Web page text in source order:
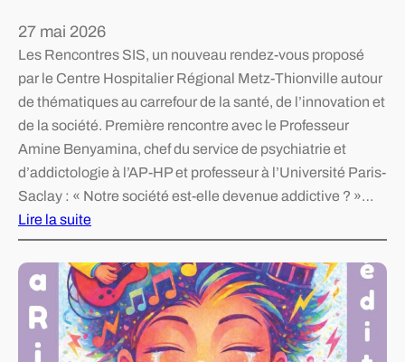
d
o
n
d
’
o
r
g
a
e
s
,
d
a
n
d
é
v
e
n
27 mai 2026
Les Rencontres SIS, un nouveau rendez-vous proposé
par le Centre Hospitalier Régional Metz-Thionville autour
de thématiques au carrefour de la santé, de l’innovation et
de la société. Première rencontre avec le Professeur
Amine Benyamina, chef du service de psychiatrie et
d’addictologie à l’AP-HP et professeur à l’Université Paris-
Saclay : « Notre société est-elle devenue addictive ? »…
Lire la suite
:
«
N
o